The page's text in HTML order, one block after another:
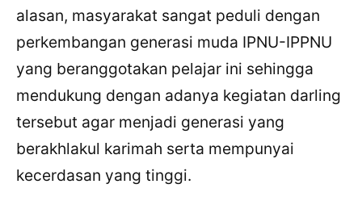
alasan, masyarakat sangat peduli dengan
perkembangan generasi muda IPNU-IPPNU
yang beranggotakan pelajar ini sehingga
mendukung dengan adanya kegiatan darling
tersebut agar menjadi generasi yang
berakhlakul karimah serta mempunyai
kecerdasan yang tinggi.